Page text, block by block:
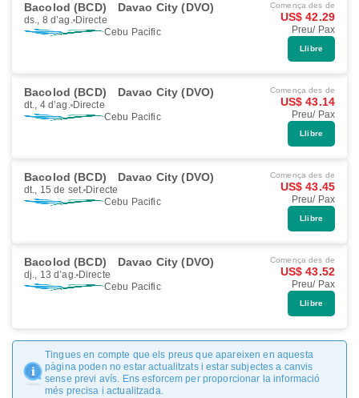
Bacolod (BCD) Davao City (DVO)
ds., 8 d’ag. Directe
Cebu Pacific
Comença des de
US$ 42.29
Preu/ Pax
Llibre
Bacolod (BCD) Davao City (DVO)
dt., 4 d’ag. Directe
Cebu Pacific
Comença des de
US$ 43.14
Preu/ Pax
Llibre
Bacolod (BCD) Davao City (DVO)
dt., 15 de set. Directe
Cebu Pacific
Comença des de
US$ 43.45
Preu/ Pax
Llibre
Bacolod (BCD) Davao City (DVO)
dj., 13 d’ag. Directe
Cebu Pacific
Comença des de
US$ 43.52
Preu/ Pax
Llibre
Tingues en compte que els preus que apareixen en aquesta
pàgina poden no estar actualitzats i estar subjectes a canvis
sense previ avís. Ens esforcem per proporcionar la informació
més precisa i actualitzada.